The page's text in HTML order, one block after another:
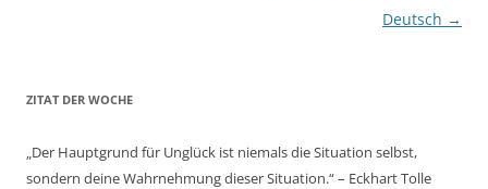
Deutsch →
ZITAT DER WOCHE
„Der Hauptgrund für Unglück ist niemals die Situation selbst,
sondern deine Wahrnehmung dieser Situation.“ – Eckhart Tolle